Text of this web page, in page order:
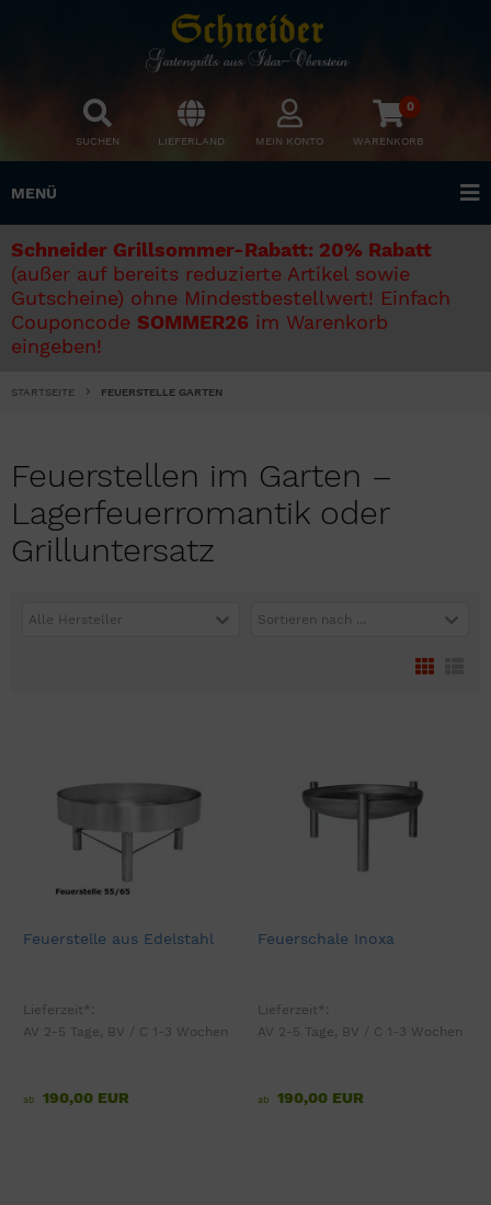
SUCHEN LIEFERLAND MEIN KONTO
0
WARENKORB
MENÜ
Schneider Grillsommer-Rabatt: 20% Rabatt
(außer auf bereits reduzierte Artikel sowie
Gutscheine) ohne Mindestbestellwert! Einfach
Couponcode SOMMER26 im Warenkorb
eingeben!
STARTSEITE FEUERSTELLE GARTEN
Feuerstellen im Garten –
Lagerfeuerromantik oder
Grilluntersatz
Alle Hersteller Sortieren nach ...
Feuerstelle aus Edelstahl
Lieferzeit*:
AV 2-5 Tage, BV / C 1-3 Wochen
ab 190,00 EUR
Feuerschale Inoxa
Lieferzeit*:
AV 2-5 Tage, BV / C 1-3 Wochen
ab 190,00 EUR